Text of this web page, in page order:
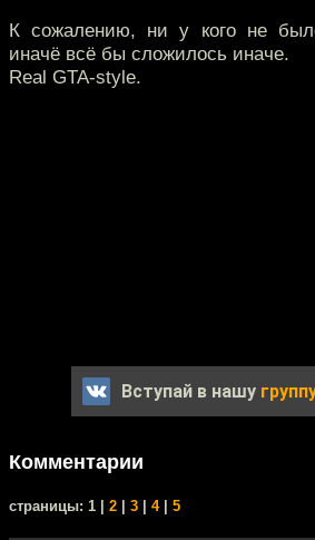
К сожалению, ни у кого не
иначё всё бы сложилось иначе.
Real GTA-style.
Вступай в нашу
Комментарии
cтраницы: 1 | 2 3 4| 5